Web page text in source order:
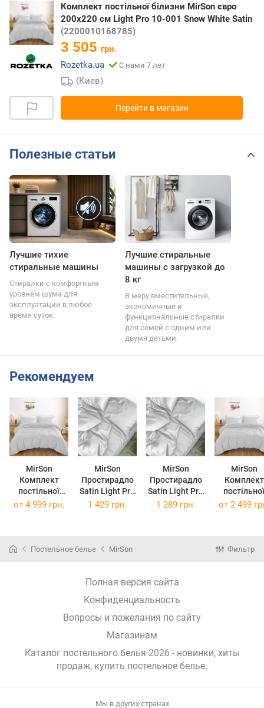
Комплект постільної білизни MirSon євро
200x220 см Light Pro 10-001 Snow White Satin
(2200010168785)
3 505 грн.
Rozetka.ua
С нами 7 лет
(Киев)
Перейти в магазин
Полезные статьи
Лучшие тихие
стиральные машины
Стиралки с комфортным
уровнем шума для
эксплуатации в любое
время суток.
Лучшие стиральные
машины с загрузкой до
8 кг
В меру вместительные,
экономичные и
функциональные стиралки
для семей с одним или
двумя детьми.
Рекомендуем
MirSon
Комплект
постільної
білизни Satin
210 см
MirSon
Простирадло
Satin Light Pro
10-001 Snow
MirSon
Простирадло
Satin Light Pro
10-001 Snow
MirSon
Комплект
постільної
білизни Satin
210 см
от 4 999 грн. 1 429 грн. 1 289 грн. от 2 499
Постельное белье MirSon Фильтр
Полная версия сайта
Конфиденциальность
Вопросы и пожелания по сайту
Магазинам
Каталог постельного белья 2026 - новинки, хиты
продаж, купить постельное белье.
Мы в других странах